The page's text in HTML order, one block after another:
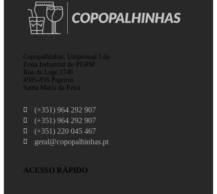
Copopalhinhas, Unipessoal Lda
Zona Industrial do PERM
Rua da Lage 1746
4505-856 Pigeiros
Santa Maria da Feira
(+351) 964 292 907
(+351) 964 292 907
(+351) 220 045 467
geral@copopalhinhas.pt
ACESSO RÁPIDO